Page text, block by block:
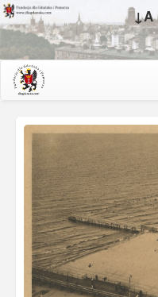
↓A